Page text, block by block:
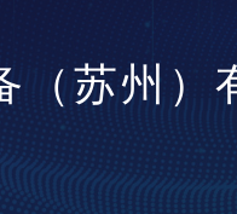
（苏州）